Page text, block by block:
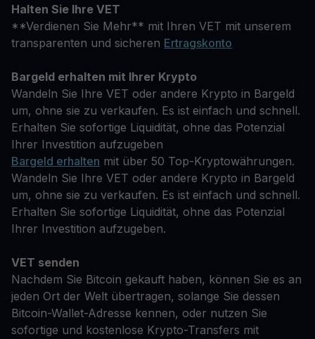
Halten Sie Ihre VET
**Verdienen Sie Mehr** mit Ihren VET mit unserem
transparenten und sicheren Ertragskonto
Bargeld erhalten mit Ihrer Krypto
Wandeln Sie Ihre VET oder andere Krypto in Bargeld
um, ohne sie zu verkaufen. Es ist einfach und schnell.
Erhalten Sie sofortige Liquidität, ohne das Potenzial
Ihrer Investition aufzugeben
Bargeld erhalten mit über 50 Top-Kryptowährungen.
Wandeln Sie Ihre VET oder andere Krypto in Bargeld
um, ohne sie zu verkaufen. Es ist einfach und schnell.
Erhalten Sie sofortige Liquidität, ohne das Potenzial
Ihrer Investition aufzugeben.
VET senden
Nachdem Sie Bitcoin gekauft haben, können Sie es an
jeden Ort der Welt übertragen, solange Sie dessen
Bitcoin-Wallet-Adresse kennen, oder nutzen Sie
sofortige und kostenlose Krypto-Transfers mit